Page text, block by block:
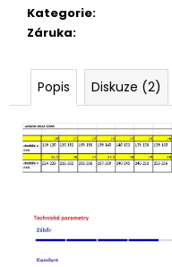
Kategorie:
Záruka:
Popis Diskuze (2)